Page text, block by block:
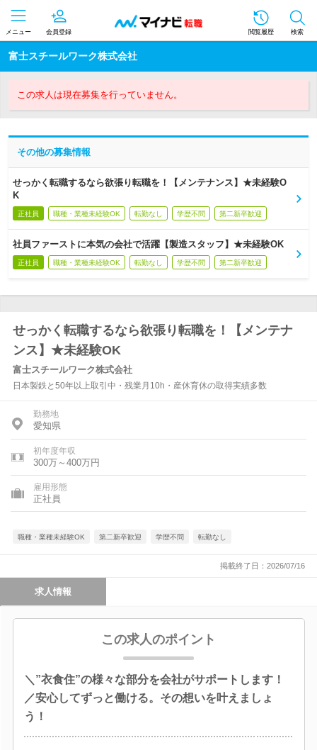
メニュー 会員登録 閲覧履歴 検索
富士スチールワーク株式会社
この求人は現在募集を行っていません。
その他の募集情報
せっかく転職するなら欲張り転職を！【メンテナンス】★未経験O
K
正社員 職種・業種未経験OK 転勤なし 学歴不問 第二新卒歓迎
社員ファーストに本気の会社で活躍【製造スタッフ】★未経験OK
正社員 職種・業種未経験OK 転勤なし 学歴不問 第二新卒歓迎
せっかく転職するなら欲張り転職を！【メンテナ
ンス】★未経験OK
富士スチールワーク株式会社
日本製鉄と50年以上取引中・残業月10h・産休育休の取得実績多数
勤務地
愛知県
初年度年収
300万～400万円
雇用形態
正社員
職種・業種未経験OK 第二新卒歓迎 学歴不問 転勤なし
掲載終了日：2026/07/16
求人情報
この求人のポイント
＼”衣食住”の様々な部分を会社がサポートします！
／安心してずっと働ける。その想いを叶えましょ
う！